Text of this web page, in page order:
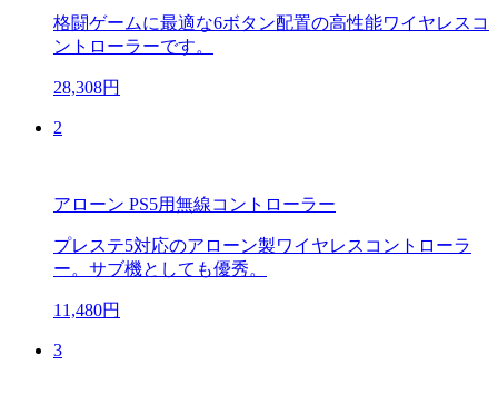
格闘ゲームに最適な6ボタン配置の高性能ワイヤレスコ
ントローラーです。
28,308円
2
アローン PS5用無線コントローラー
プレステ5対応のアローン製ワイヤレスコントローラ
ー。サブ機としても優秀。
11,480円
3